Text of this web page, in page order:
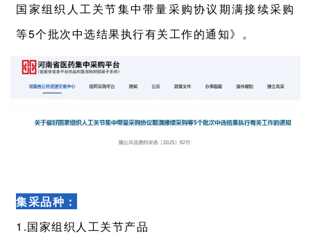
国家组织人工关节集中带量采购协议期满接续采购
等5个批次中选结果执行有关工作的通知》。
集采品种：
1.国家组织人工关节产品